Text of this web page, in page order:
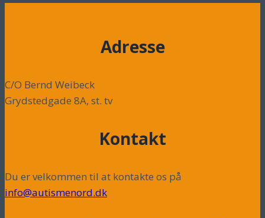
Adresse
C/O Bernd Weibeck
Grydstedgade 8A, st. tv
Kontakt
Du er velkommen til at kontakte os på
info@autismenord.dk